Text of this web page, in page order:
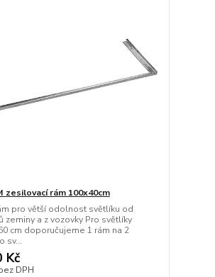
zesilovací rám 100x40cm
pro větší odolnost světlíku od
zeminy a z vozovky Pro světlíky
cm doporučujeme 1 rám na 2
sv...
Kč
DPH